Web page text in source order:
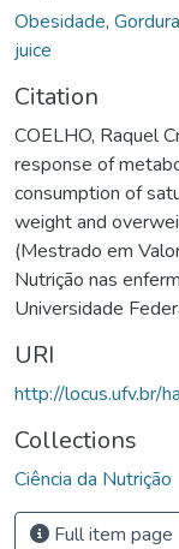
Obesidade, Gordura
juice
Citation
COELHO, Raquel
response of
consumption of
weight and
(Mestrado em
Nutrição nas
Universidade
URI
http://locus.ufv.br/
Collections
Ciência da Nutrição
Full item page